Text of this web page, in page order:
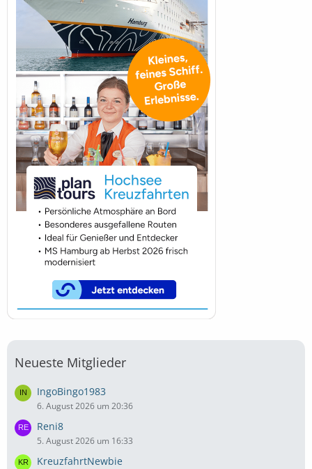
Neueste Mitglieder
IngoBingo1983
6. August 2026 um 20:36
Reni8
5. August 2026 um 16:33
KreuzfahrtNewbie